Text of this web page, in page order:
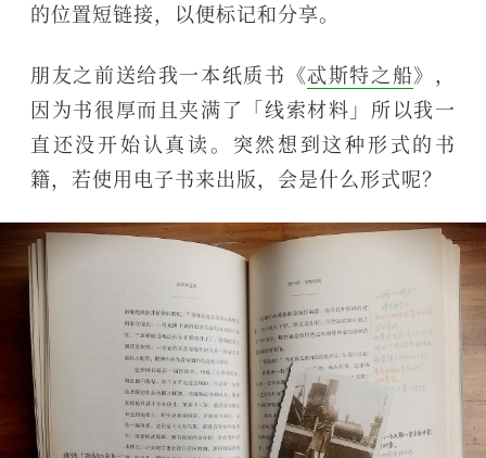
的位置短链接，以便标记和分享。
朋友之前送给我一本纸质书《忒斯特之船》，
因为书很厚而且夹满了「线索材料」所以我一
直还没开始认真读。突然想到这种形式的书
籍，若使用电子书来出版，会是什么形式呢？